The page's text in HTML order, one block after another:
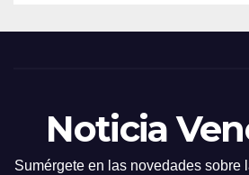
Noticia
Sumérgete en las novedades sobre